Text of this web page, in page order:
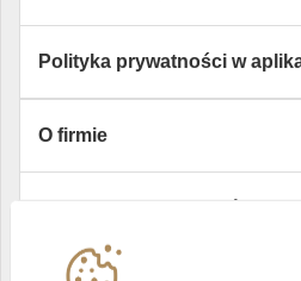
Polityka prywatności w
O firmie